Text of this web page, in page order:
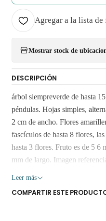
Agregar a la lista de
Mostrar stock de
DESCRIPCIÓN
árbol siempreverde de hasta
péndulas. Hojas simples,
2 cm de ancho. Flores
fascículos de hasta 8 flores,
hasta 3 flores. Fruto es de 5 6
mm de largo. Imagen
No enviamos a regiones. Los
Leer más
COMPARTIR ESTE